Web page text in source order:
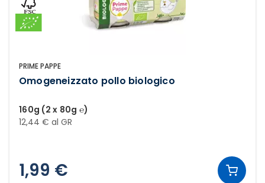
PRIME PAPPE
Omogeneizzato pollo biologico
160g (2 x 80g ℮)
12,44 € al GR
1,99 €